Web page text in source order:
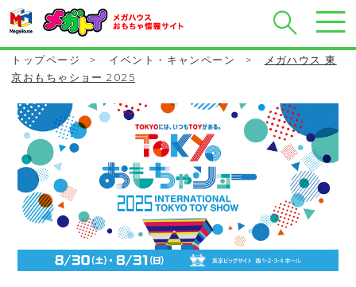
トップページ > イベント・キャンペーン >
メガハウス 東
京おもちゃショー 2025